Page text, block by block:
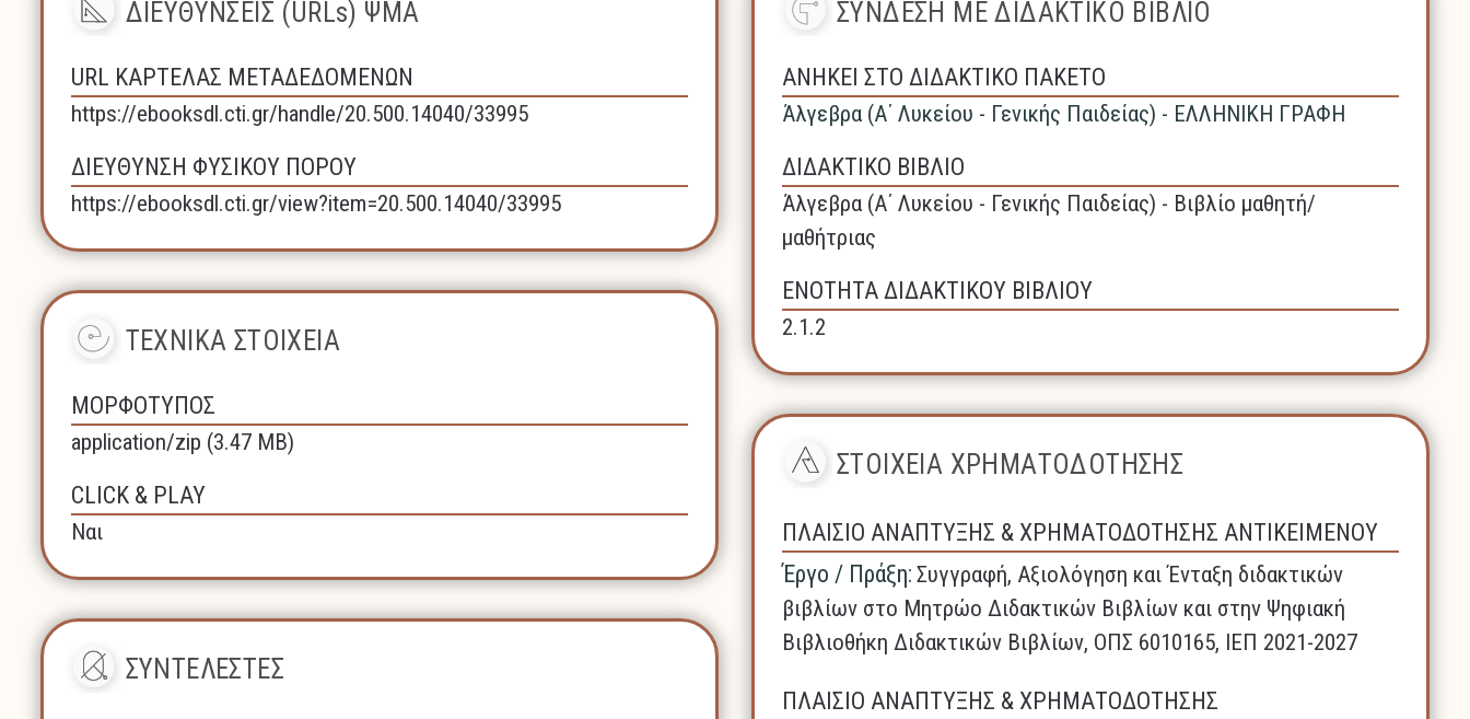
ΔΙΕΥΘΥΝΣΕΙΣ (URLs) ΨΜΑ
URL ΚΑΡΤΕΛΑΣ ΜΕΤΑΔΕΔΟΜΕΝΩΝ
https://ebooksdl.cti.gr/handle/20.500.14040/33995
ΔΙΕΥΘΥΝΣΗ ΦΥΣΙΚΟΥ ΠΟΡΟΥ
https://ebooksdl.cti.gr/view?item=20.500.14040/33995
ΤΕΧΝΙΚΑ ΣΤΟΙΧΕΙΑ
ΜΟΡΦΟΤΥΠΟΣ
application/zip (3.47 MB)
CLICK & PLAY
Ναι
ΣΥΝΤΕΛΕΣΤΕΣ
ΣΥΝΔΕΣΗ ΜΕ ΔΙΔΑΚΤΙΚΟ ΒΙΒΛΙΟ
ΑΝΗΚΕΙ ΣΤΟ ΔΙΔΑΚΤΙΚΟ ΠΑΚΕΤΟ
Άλγεβρα (A΄ Λυκείου - Γενικής Παιδείας) - ΕΛΛΗΝΙΚΗ ΓΡΑΦΗ
ΔΙΔΑΚΤΙΚΟ ΒΙΒΛΙΟ
Άλγεβρα (A΄ Λυκείου - Γενικής Παιδείας) - Βιβλίο μαθητή/
μαθήτριας
ΕΝΟΤΗΤΑ ΔΙΔΑΚΤΙΚΟΥ ΒΙΒΛΙΟΥ
2.1.2
ΣΤΟΙΧΕΙΑ ΧΡΗΜΑΤΟΔΟΤΗΣΗΣ
ΠΛΑΙΣΙΟ ΑΝΑΠΤΥΞΗΣ & ΧΡΗΜΑΤΟΔΟΤΗΣΗΣ ΑΝΤΙΚΕΙΜΕΝΟΥ
Έργο / Πράξη: Συγγραφή, Αξιολόγηση και Ένταξη διδακτικών
βιβλίων στο Μητρώο Διδακτικών Βιβλίων και στην Ψηφιακή
Βιβλιοθήκη Διδακτικών Βιβλίων, ΟΠΣ 6010165, ΙΕΠ 2021-2027
ΠΛΑΙΣΙΟ ΑΝΑΠΤΥΞΗΣ & ΧΡΗΜΑΤΟΔΟΤΗΣΗΣ